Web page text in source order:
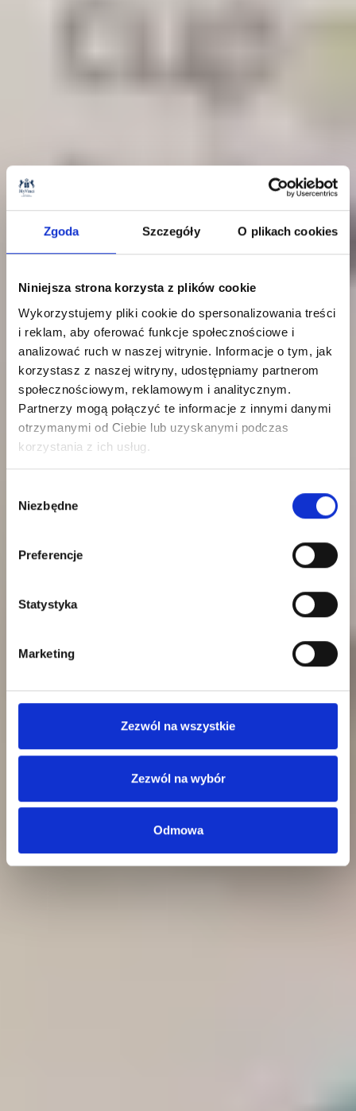
Zgoda Szczegóły O plikach cookies
Niniejsza strona korzysta z plików cookie
Wykorzystujemy pliki cookie do spersonalizowania treści
i reklam, aby oferować funkcje społecznościowe i
analizować ruch w naszej witrynie. Informacje o tym, jak
korzystasz z naszej witryny, udostępniamy partnerom
społecznościowym, reklamowym i analitycznym.
Partnerzy mogą połączyć te informacje z innymi danymi
otrzymanymi od Ciebie lub uzyskanymi podczas
korzystania z ich usług.
zgody
Niezbędne
Preferencje
Statystyka
Marketing
Zezwól na wszystkie
Zezwól na wybór
Odmowa
CURRICULUM
Polish and British
curriculum in one place